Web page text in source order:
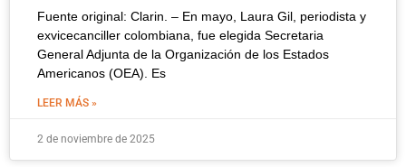
Fuente original: Clarin. – En mayo, Laura Gil, periodista y
exvicecanciller colombiana, fue elegida Secretaria
General Adjunta de la Organización de los Estados
Americanos (OEA). Es
LEER MÁS »
2 de noviembre de 2025